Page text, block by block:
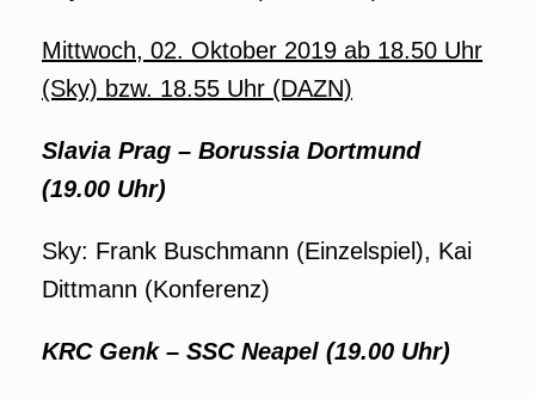
Mittwoch, 02. Oktober 2019 ab 18.50 Uhr
(Sky) bzw. 18.55 Uhr (DAZN)
Slavia Prag – Borussia Dortmund
(19.00 Uhr)
Sky: Frank Buschmann (Einzelspiel), Kai
Dittmann (Konferenz)
KRC Genk – SSC Neapel (19.00 Uhr)